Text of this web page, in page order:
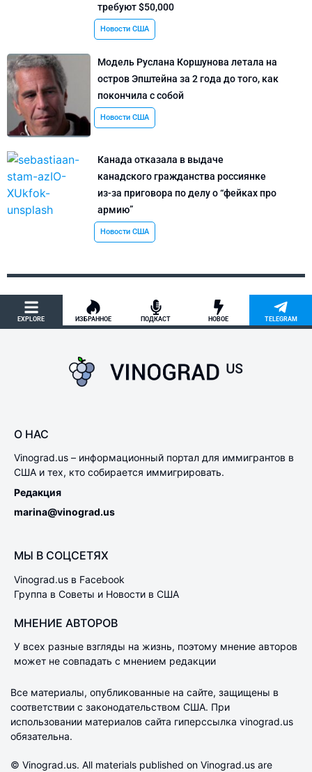
требуют $50,000
Новости США
Модель Руслана Коршунова летала на
остров Эпштейна за 2 года до того, как
покончила с собой
Новости США
Канада отказала в выдаче
канадского гражданства россиянке
из-за приговора по делу о “фейках про
армию”
Новости США
EXPLORE ИЗБРАННОЕ ПОДКАСТ НОВОЕ TELEGRAM
О НАС
Vinograd.us – информационный портал для иммигрантов в
США и тех, кто собирается иммигрировать.
Редакция
marina@vinograd.us
МЫ В СОЦСЕТЯХ
Vinograd.us в Facebook
Группа в Советы и Новости в США
МНЕНИЕ АВТОРОВ
У всех разные взгляды на жизнь, поэтому мнение авторов
может не совпадать с мнением редакции
Все материалы, опубликованные на сайте, защищены в
соответствии с законодательством США. При
использовании материалов сайта гиперссылка vinograd.us
обязательна.
© Vinograd.us. All materials published on Vinograd.us are